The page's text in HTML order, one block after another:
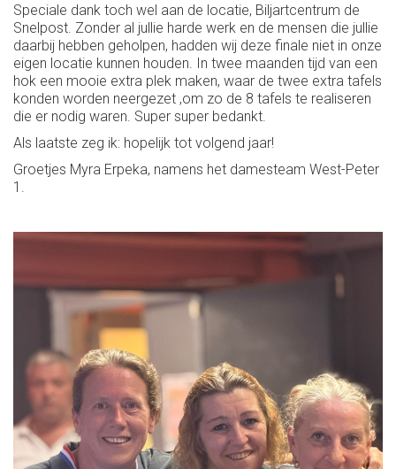
Speciale dank toch wel aan de locatie, Biljartcentrum de
Snelpost. Zonder al jullie harde werk en de mensen die jullie
daarbij hebben geholpen, hadden wij deze finale niet in onze
eigen locatie kunnen houden. In twee maanden tijd van een
hok een mooie extra plek maken, waar de twee extra tafels
konden worden neergezet ,om zo de 8 tafels te realiseren
die er nodig waren. Super super bedankt.
Als laatste zeg ik: hopelijk tot volgend jaar!
Groetjes Myra Erpeka, namens het damesteam West-Peter
1.